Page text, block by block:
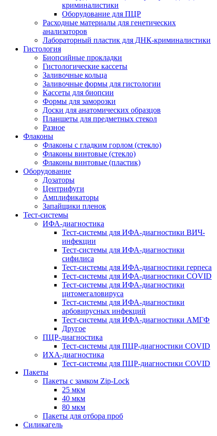
криминалистики
Оборудование для ПЦР
Расходные материалы для генетических
анализаторов
Лабораторный пластик для ДНК-криминалистики
Гистология
Биопсийные прокладки
Гистологические кассеты
Заливочные кольца
Заливочные формы для гистологии
Кассеты для биопсии
Формы для заморозки
Доски для анатомических образцов
Планшеты для предметных стекол
Разное
Флаконы
Флаконы с гладким горлом (стекло)
Флаконы винтовые (стекло)
Флаконы винтовые (пластик)
Оборудование
Дозаторы
Центрифуги
Амплификаторы
Запайщики пленок
Тест-системы
ИФА-диагностика
Тест-системы для ИФА-диагностики ВИЧ-
инфекции
Тест-системы для ИФА-диагностики
сифилиса
Тест-системы для ИФА-диагностики герпеса
Тест-системы для ИФА-диагностики COVID
Тест-системы для ИФА-диагностики
цитомегаловируса
Тест-системы для ИФА-диагностики
арбовирусных инфекций
Тест-системы для ИФА-диагностики АМГФ
Другое
ПЦР-диагностика
Тест-системы для ПЦР-диагностики COVID
ИХА-диагностика
Тест-системы для ПЦР-диагностики COVID
Пакеты
Пакеты с замком Zip-Lock
25 мкм
40 мкм
80 мкм
Пакеты для отбора проб
Силикагель